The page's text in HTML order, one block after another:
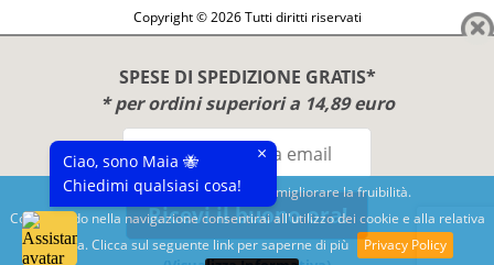
Questo sito utilizza cookies per migliorare la fruibilità.
Continuando nella navigazione consentirai all'utilizzo dei cookie e alla relativa
politica. Clicca sul seguente link per saperne di più
Privacy Policy
SPESE DI SPEDIZIONE GRATIS*
* per ordini superiori a 14,89 euro
Ricevi il buono ora!
Copyright © 2026 Tutti diritti riservati
Diritto di reso
Privacy Policy
Benessere e conoscenza dal 1987
Sviluppato daNimaia
Ciao, sono Maia 🐝
Chiedimi qualsiasi cosa!
×